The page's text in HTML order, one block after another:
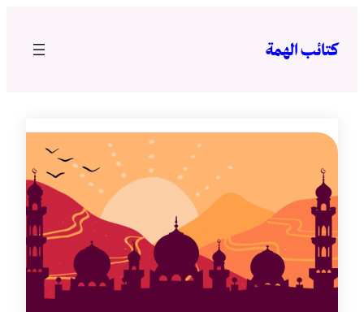
المحتوى
كتائب الهمة